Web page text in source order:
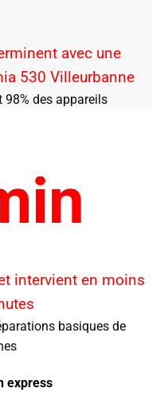
avec une
530 Villeurbanne
98% des appareils
intervient en moins
basiques de
express